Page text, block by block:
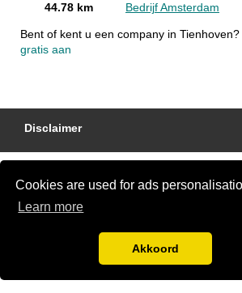
Cookies are used for ads
Learn more
Akkoord
44.78 km Bedrijf Amsterdam
Bent of kent u een company in Tienhoven?
gratis aan
Disclaimer